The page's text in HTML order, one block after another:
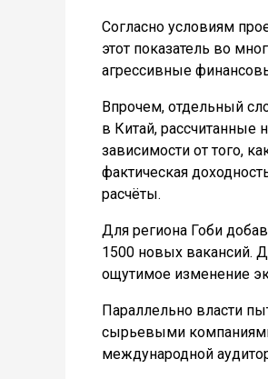
Согласно условиям
этот показатель во
агрессивные
Впрочем, отдельный
в Китай, рассчитанные
зависимости от того,
фактическая
расчёты.
Для региона Гоби
1500 новых вакансий.
ощутимое изменение
Параллельно власти
сырьевыми
международной